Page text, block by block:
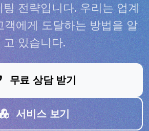
전략입니다. 우리는 업계
객에게 도달하는 방법을 알
고 있습니다.
무료 상담 받기
서비스 보기